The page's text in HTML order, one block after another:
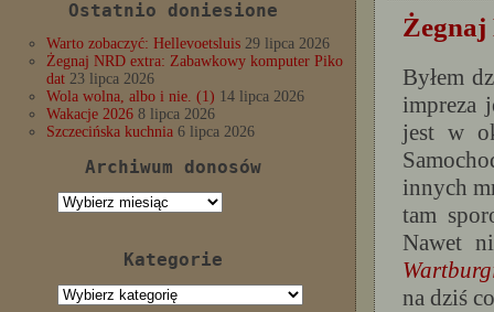
Ostatnio doniesione
Warto zobaczyć: Hellevoetsluis 29 lipca 2026
Żegnaj NRD extra: Zabawkowy komputer Piko
dat 23 lipca 2026
Wola wolna, albo i nie. (1) 14 lipca 2026
Wakacje 2026 8 lipca 2026
Szczecińska kuchnia 6 lipca 2026
Archiwum donosów
Archiwum
Kategorie
Kategorie
Byłem
impreza
jest w
innych
tam
Nawet
na dziś